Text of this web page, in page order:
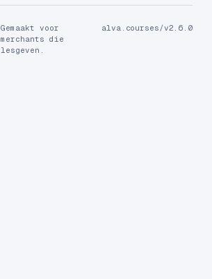
Gemaakt voor
merchants die
lesgeven.
alva.courses/v2.6.0